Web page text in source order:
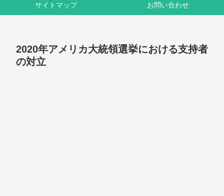
サイトマップ お問い合わせ
2020年アメリカ大統領選挙における支持者
の対立